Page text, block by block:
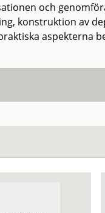
och
konstruktion av
aspekterna